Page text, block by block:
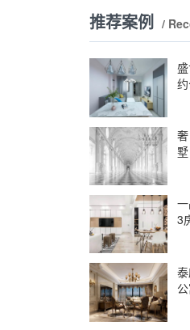
推荐案例 /
墅
3
泰欣